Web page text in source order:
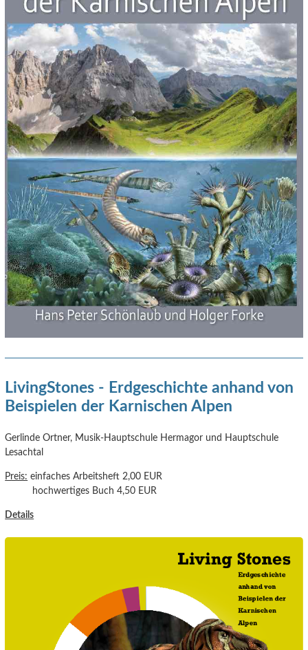
LivingStones - Erdgeschichte anhand von
Beispielen der Karnischen Alpen
Gerlinde Ortner, Musik-Hauptschule Hermagor und Hauptschule
Lesachtal
Preis: einfaches Arbeitsheft 2,00 EUR
hochwertiges Buch 4,50 EUR
Details